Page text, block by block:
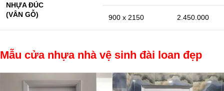
NHỰA ĐÚC
(VÂN GỖ)
900 x 2150 2.450.000
Mẫu cửa nhựa nhà vệ sinh đài loan đẹp